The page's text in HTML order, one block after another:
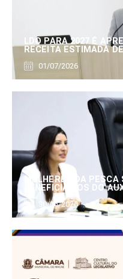
LDO PARA 2027 É
RECEITA ESTIMADA
01/07/2026
MULHERES DA
BENEFICIÁRIOS DO
30/06/2026